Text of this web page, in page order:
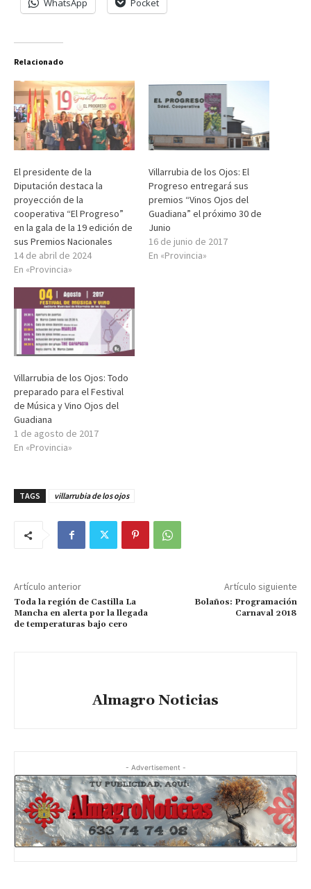
WhatsApp Pocket
Relacionado
El presidente de la
Diputación destaca la
proyección de la
cooperativa “El Progreso”
en la gala de la 19 edición de
sus Premios Nacionales
14 de abril de 2024
En «Provincia»
Villarrubia de los Ojos: El
Progreso entregará sus
premios “Vinos Ojos del
Guadiana” el próximo 30 de
Junio
16 de junio de 2017
En «Provincia»
Villarrubia de los Ojos: Todo
preparado para el Festival
de Música y Vino Ojos del
Guadiana
1 de agosto de 2017
En «Provincia»
TAGS villarrubia de los ojos
Artículo anterior
Toda la región de Castilla La
Mancha en alerta por la llegada
de temperaturas bajo cero
Artículo siguiente
Bolaños: Programación
Carnaval 2018
Almagro Noticias
- Advertisement -